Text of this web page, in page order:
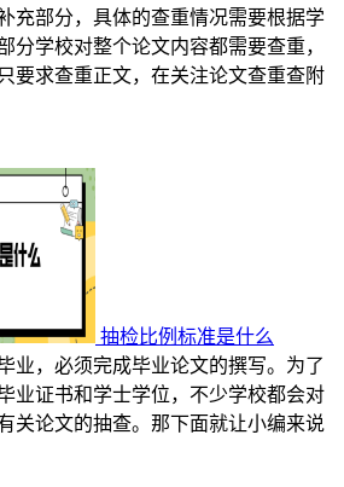
充部分，具体的查重情况需要根据学
分学校对整个论文内容都需要查重，
要求查重正文，在关注论文查重查附
抽检比例标准是什么
业，必须完成毕业论文的撰写。为了
业证书和学士学位，不少学校都会对
关论文的抽查。那下面就让小编来说